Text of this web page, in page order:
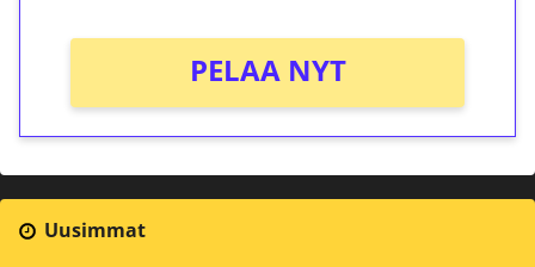
PELAA NYT
Uusimmat